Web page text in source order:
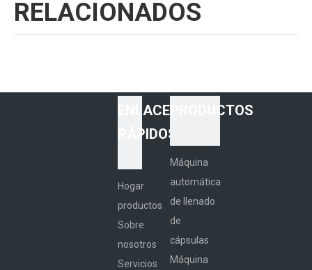
RELACIONADOS
ENLACES
RÁPIDOS
Hogar
productos
Sobre
nosotros
Servicios
PRODUCTOS
Máquina
automática
de llenado
de
cápsulas
Máquina